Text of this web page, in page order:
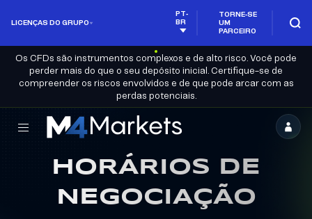
LICENÇAS DO GRUPO
PT-
BR
TORNE-SE
UM
PARCEIRO
Os CFDs são instrumentos complexos e de alto risco. Você pode
perder mais do que o seu depósito inicial. Certifique-se de
compreender os riscos envolvidos e de que pode arcar com as
perdas potenciais.
M4Markets
-
Corretora
Regulada
HORÁRIOS DE
NEGOCIAÇÃO